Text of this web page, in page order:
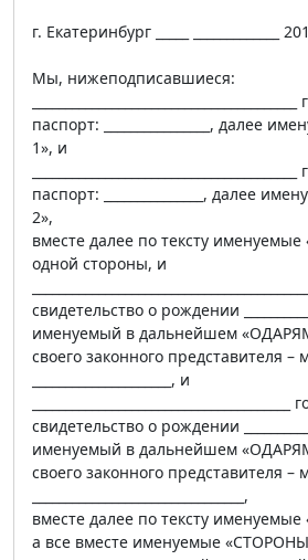
г. Екатеринбург _____ _____________
Мы, нижеподписавшиеся:
паспорт: ________________, далее
1», и
паспорт: _______________, далее
2»,
вместе далее по тексту
одной стороны, и
свидетельство о рождении
именуемый в дальнейшем
своего законного представителя –
_____________________, и
свидетельство о рождении
именуемый в дальнейшем
своего законного представителя –
________________________________,
вместе далее по тексту
а все вместе именуемые